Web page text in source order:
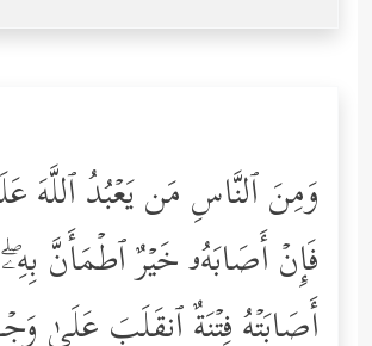
وَمِنَ ٱلنَّاسِ مَن یَعۡبُدُ
فَإِنۡ أَصَابَهُۥ خَیۡرٌ ٱطۡمَأَنَّ
أَصَابَتۡهُ فِتۡنَةٌ ٱنقَلَبَ عَلَىٰ